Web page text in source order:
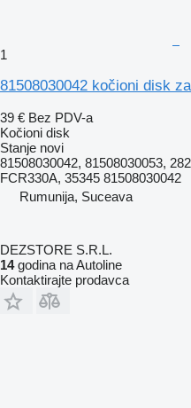
1
81508030042 kočioni disk
39 € Bez PDV-a
Kočioni disk
Stanje novi
81508030042, 81508030053,
FCR330A, 35345 81508030042
Rumunija, Suceava
DEZSTORE S.R.L.
14godina na Autoline
Kontaktirajte prodavca